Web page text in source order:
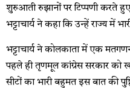
शुरुआती रुझानों पर टिप्पणी करते
भट्टाचार्य ने कहा कि उन्हें राज्य में
भट्टाचार्य ने कोलकाता में एक
पहले ही तृणमूल कांग्रेस सरकार को
सीटों का भारी बहुमत इस बात की